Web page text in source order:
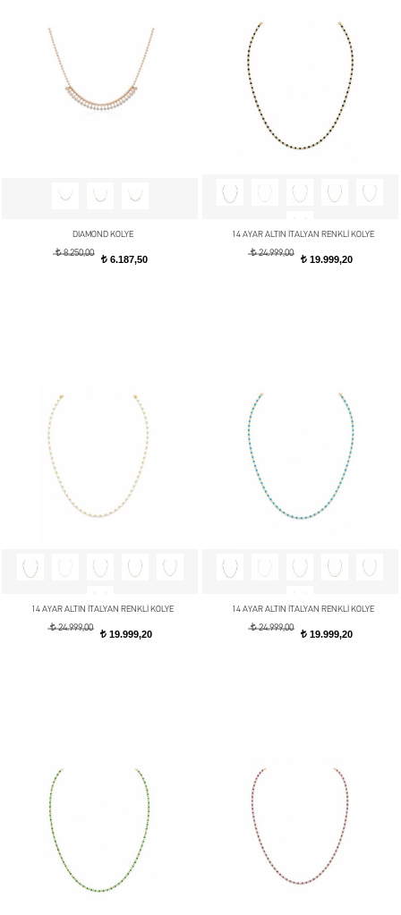
DIAMOND KOLYE
t8.250,00
t6.187,50
14 AYAR ALTIN İTALYAN RENKLİ KOLYE
t24.999,00
t19.999,20
14 AYAR ALTIN İTALYAN RENKLİ KOLYE
t24.999,00
t 19.999,20
14 AYAR ALTIN İTALYAN RENKLİ KOLYE
t24.999,00
t19.999,20